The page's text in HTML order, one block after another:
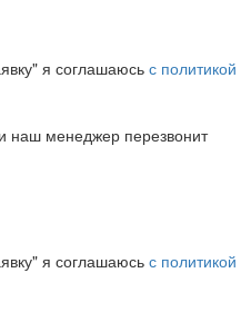
я соглашаюсь с политикой
наш менеджер перезвонит
я соглашаюсь с политикой